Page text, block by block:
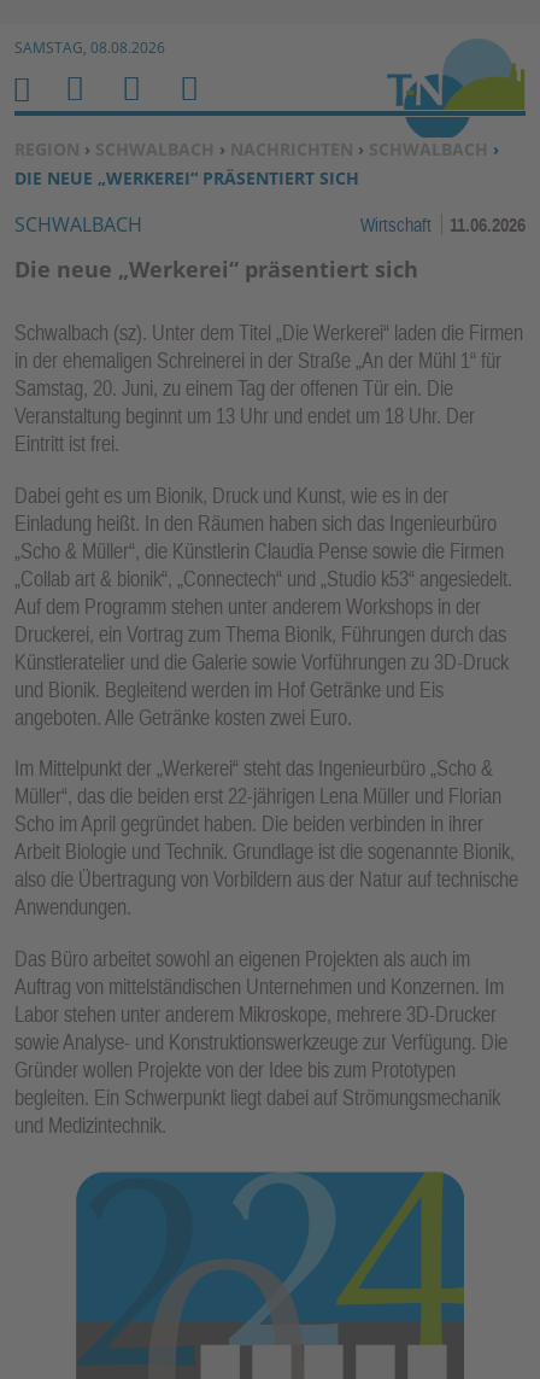
Zum Inhalt springen ↓
SAMSTAG, 08.08.2026
SIE BEFINDEN SICH HIER:
REGION › SCHWALBACH › NACHRICHTEN › SCHWALBACH ›
DIE NEUE „WERKEREI“ PRÄSENTIERT SICH
SCHWALBACH Wirtschaft 11.06.2026
Die neue „Werkerei“ präsentiert sich
Schwalbach (sz). Unter dem Titel „Die Werkerei“ laden die Firmen
in der ehemaligen Schreinerei in der Straße „An der Mühl 1“ für
Samstag, 20. Juni, zu einem Tag der offenen Tür ein. Die
Veranstaltung beginnt um 13 Uhr und endet um 18 Uhr. Der
Eintritt ist frei.
Dabei geht es um Bionik, Druck und Kunst, wie es in der
Einladung heißt. In den Räumen haben sich das Ingenieurbüro
„Scho & Müller“, die Künstlerin Claudia Pense sowie die Firmen
„Collab art & bionik“, „Connectech“ und „Studio k53“ angesiedelt.
Auf dem Programm stehen unter anderem Workshops in der
Druckerei, ein Vortrag zum Thema Bionik, Führungen durch das
Künstleratelier und die Galerie sowie Vorführungen zu 3D-Druck
und Bionik. Begleitend werden im Hof Getränke und Eis
angeboten. Alle Getränke kosten zwei Euro.
Im Mittelpunkt der „Werkerei“ steht das Ingenieurbüro „Scho &
Müller“, das die beiden erst 22-jährigen Lena Müller und Florian
Scho im April gegründet haben. Die beiden verbinden in ihrer
Arbeit Biologie und Technik. Grundlage ist die sogenannte Bionik,
also die Übertragung von Vorbildern aus der Natur auf technische
Anwendungen.
Das Büro arbeitet sowohl an eigenen Projekten als auch im
Auftrag von mittelständischen Unternehmen und Konzernen. Im
Labor stehen unter anderem Mikroskope, mehrere 3D-Drucker
sowie Analyse- und Konstruktionswerkzeuge zur Verfügung. Die
Gründer wollen Projekte von der Idee bis zum Prototypen
begleiten. Ein Schwerpunkt liegt dabei auf Strömungsmechanik
und Medizintechnik.
H
O
M
E
M
E
N
U
S
U
C
H
E
N
B
E
N
Z
R
F
U
N
TI
O
N
E
N